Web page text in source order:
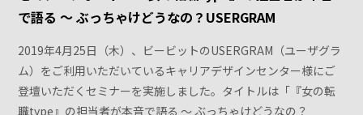
で語る 〜 ぶっちゃけどうなの？USERGRAM
2019年4月25日（木）、ビービットのUSERGRAM（ユーザグラ
ム）をご利用いただいているキャリアデザインセンター様にご
登壇いただくセミナーを実施しました。タイトルは「『女の転
職type』の担当者が本音で語る 〜 ぶっちゃけどうなの？